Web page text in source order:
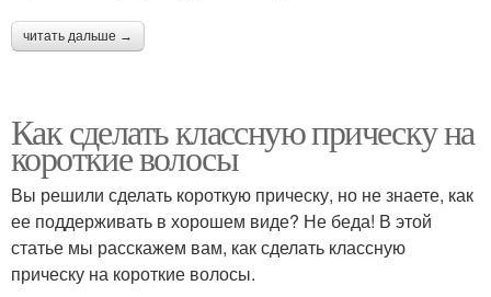
читать дальше →
Как сделать классную прическу на
короткие волосы
Вы решили сделать короткую прическу, но не знаете, как
ее поддерживать в хорошем виде? Не беда! В этой
статье мы расскажем вам, как сделать классную
прическу на короткие волосы.